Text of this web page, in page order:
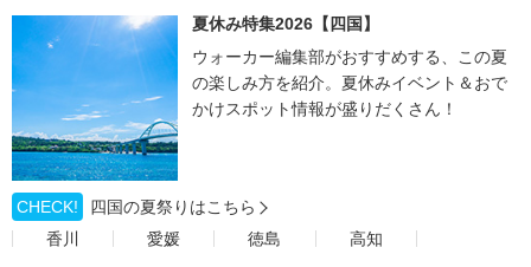
夏休み特集2026【四国】
ウォーカー編集部がおすすめする、この夏
の楽しみ方を紹介。夏休みイベント＆おで
かけスポット情報が盛りだくさん！
CHECK!
四国の夏祭りはこちら
香川
愛媛 徳島 高知